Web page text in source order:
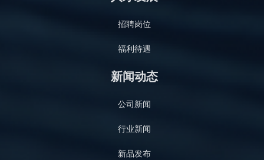
招聘岗位
福利待遇
新闻动态
公司新闻
行业新闻
新品发布